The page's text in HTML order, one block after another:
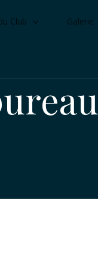
Club Galerie